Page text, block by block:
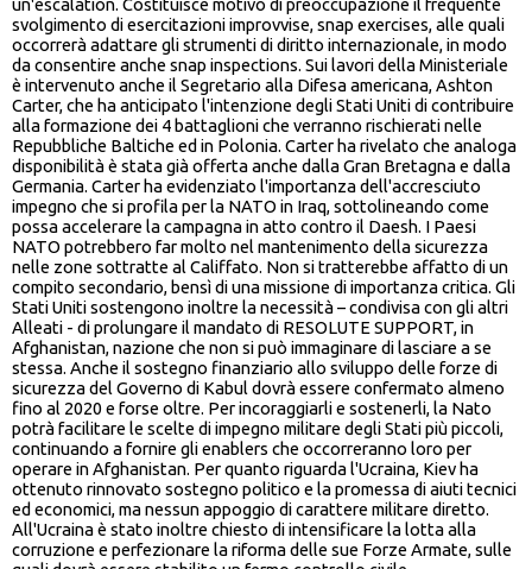
un'escalation. Costituisce motivo di preoccupazione il frequente
svolgimento di esercitazioni improvvise, snap exercises, alle quali
occorrerà adattare gli strumenti di diritto internazionale, in modo
da consentire anche snap inspections. Sui lavori della Ministeriale
è intervenuto anche il Segretario alla Difesa americana, Ashton
Carter, che ha anticipato l'intenzione degli Stati Uniti di contribuire
alla formazione dei 4 battaglioni che verranno rischierati nelle
Repubbliche Baltiche ed in Polonia. Carter ha rivelato che analoga
disponibilità è stata già offerta anche dalla Gran Bretagna e dalla
Germania. Carter ha evidenziato l'importanza dell'accresciuto
impegno che si profila per la NATO in Iraq, sottolineando come
possa accelerare la campagna in atto contro il Daesh. I Paesi
NATO potrebbero far molto nel mantenimento della sicurezza
nelle zone sottratte al Califfato. Non si tratterebbe affatto di un
compito secondario, bensì di una missione di importanza critica. Gli
Stati Uniti sostengono inoltre la necessità – condivisa con gli altri
Alleati - di prolungare il mandato di RESOLUTE SUPPORT, in
Afghanistan, nazione che non si può immaginare di lasciare a se
stessa. Anche il sostegno finanziario allo sviluppo delle forze di
sicurezza del Governo di Kabul dovrà essere confermato almeno
fino al 2020 e forse oltre. Per incoraggiarli e sostenerli, la Nato
potrà facilitare le scelte di impegno militare degli Stati più piccoli,
continuando a fornire gli enablers che occorreranno loro per
operare in Afghanistan. Per quanto riguarda l'Ucraina, Kiev ha
ottenuto rinnovato sostegno politico e la promessa di aiuti tecnici
ed economici, ma nessun appoggio di carattere militare diretto.
All'Ucraina è stato inoltre chiesto di intensificare la lotta alla
corruzione e perfezionare la riforma delle sue Forze Armate, sulle